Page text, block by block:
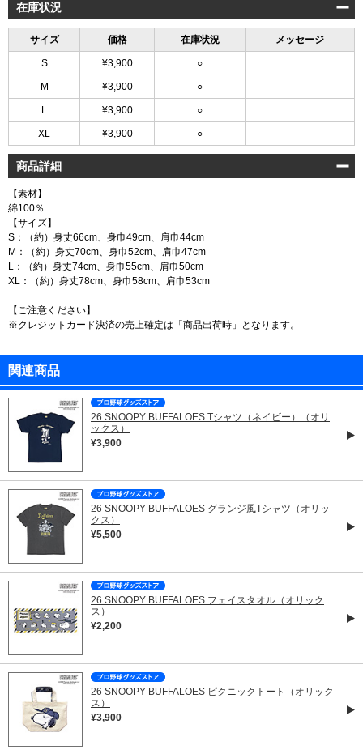
在庫状況
サイズ 価格 在庫状況 メッセージ
S ¥3,900 ○
M ¥3,900 ○
L ¥3,900 ○
XL ¥3,900 ○
商品詳細
【素材】
綿100％
【サイズ】
S：（約）身丈66cm、身巾49cm、肩巾44cm
M：（約）身丈70cm、身巾52cm、肩巾47cm
L：（約）身丈74cm、身巾55cm、肩巾50cm
XL：（約）身丈78cm、身巾58cm、肩巾53cm
【ご注意ください】
※クレジットカード決済の売上確定は「商品出荷時」となります。
関連商品
26 SNOOPY BUFFALOES Tシャツ（ネイビー）（オリ
ックス）
¥3,900
26 SNOOPY BUFFALOES グランジ風Tシャツ（オリッ
クス）
¥5,500
26 SNOOPY BUFFALOES フェイスタオル（オリック
ス）
¥2,200
26 SNOOPY BUFFALOES ピクニックトート（オリック
ス）
¥3,900